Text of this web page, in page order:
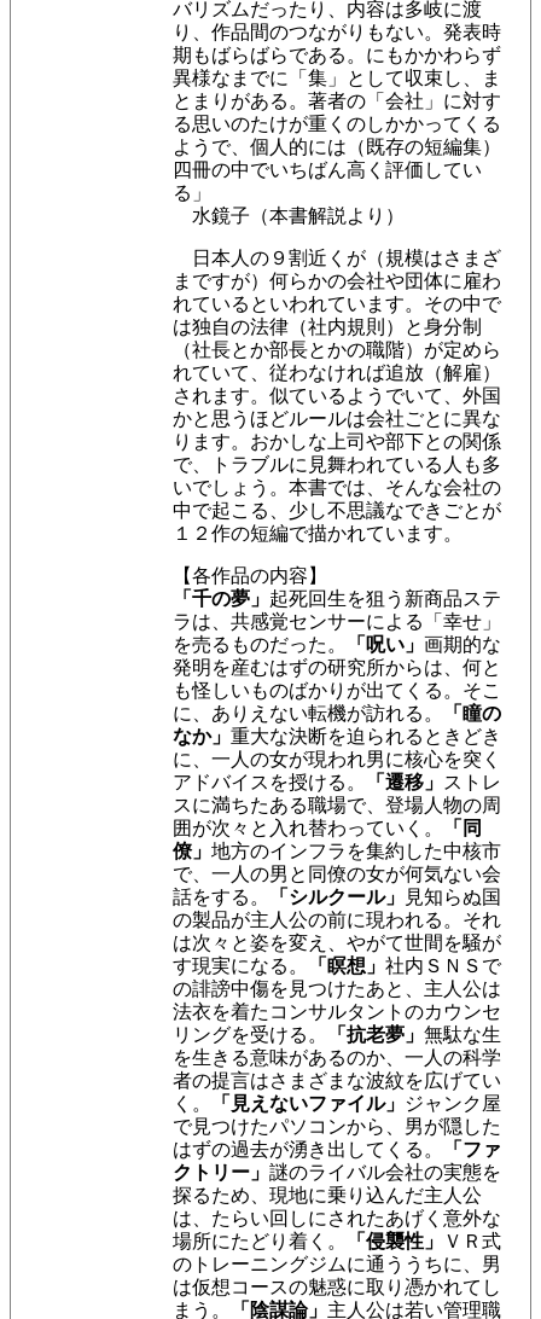
バリズムだったり、内容は多岐に渡
り、作品間のつながりもない。発表時
期もばらばらである。にもかかわらず
異様なまでに「集」として収束し、ま
とまりがある。著者の「会社」に対す
る思いのたけが重くのしかかってくる
ようで、個人的には（既存の短編集）
四冊の中でいちばん高く評価してい
る」
水鏡子（本書解説より）
日本人の９割近くが（規模はさまざ
まですが）何らかの会社や団体に雇わ
れているといわれています。その中で
は独自の法律（社内規則）と身分制
（社長とか部長とかの職階）が定めら
れていて、従わなければ追放（解雇）
されます。似ているようでいて、外国
かと思うほどルールは会社ごとに異な
ります。おかしな上司や部下との関係
で、トラブルに見舞われている人も多
いでしょう。本書では、そんな会社の
中で起こる、少し不思議なできごとが
１２作の短編で描かれています。
【各作品の内容】
「千の夢」 起死回生を狙う新商品ステ
ラは、共感覚センサーによる「幸せ」
を売るものだった。
「呪い」 画期的な
発明を産むはずの研究所からは、何と
も怪しいものばかりが出てくる。そこ
に、ありえない転機が訪れる。
「瞳の
なか」 重大な決断を迫られるときどき
に、一人の女が現われ男に核心を突く
アドバイスを授ける。
「遷移」 ストレ
スに満ちたある職場で、登場人物の周
囲が次々と入れ替わっていく。
「同
僚」 地方のインフラを集約した中核市
で、一人の男と同僚の女が何気ない会
話をする。
「シルクール」
見知らぬ国
の製品が主人公の前に現われる。それ
は次々と姿を変え、やがて世間を騒が
す現実になる。
「瞑想」 社内ＳＮＳで
の誹謗中傷を見つけたあと、主人公は
法衣を着たコンサルタントのカウンセ
リングを受ける。
「抗老夢」 無駄な生
を生きる意味があるのか、一人の科学
者の提言はさまざまな波紋を広げてい
く。
「見えないファイル」 ジャンク屋
で見つけたパソコンから、男が隠した
はずの過去が湧き出してくる。
「ファ
クトリー」 謎のライバル会社の実態を
探るため、現地に乗り込んだ主人公
は、たらい回しにされたあげく意外な
場所にたどり着く。
「侵襲性」
ＶＲ式
のトレーニングジムに通ううちに、男
は仮想コースの魅惑に取り憑かれてし
まう。
「陰謀論」 主人公は若い管理職